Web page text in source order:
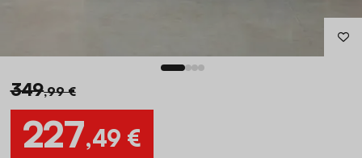
349,99 €
227,49 €